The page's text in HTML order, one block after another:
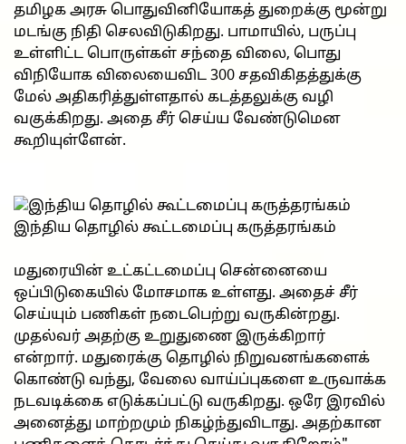
தமிழக அரசு பொதுவினியோகத் துறைக்கு மூன்று
மடங்கு நிதி செலவிடுகிறது. பாமாயில், பருப்பு
உள்ளிட்ட பொருள்கள் சந்தை விலை, பொது
விநியோக விலையைவிட 300 சதவிகிதத்துக்கு
மேல் அதிகரித்துள்ளதால் கடத்தலுக்கு வழி
வகுக்கிறது. அதை சீர் செய்ய வேண்டுமென
கூறியுள்ளேன்.
இந்திய தொழில் கூட்டமைப்பு கருத்தரங்கம்
மதுரையின் உட்கட்டமைப்பு சென்னையை
ஒப்பிடுகையில் மோசமாக உள்ளது. அதைச் சீர்
செய்யும் பணிகள் நடைபெற்று வருகின்றது.
முதல்வர் அதற்கு உறுதுணை இருக்கிறார்
என்றார். மதுரைக்கு தொழில் நிறுவனங்களைக்
கொண்டு வந்து, வேலை வாய்ப்புகளை உருவாக்க
நடவடிக்கை எடுக்கப்பட்டு வருகிறது. ஒரே இரவில்
அனைத்து மாற்றமும் நிகழ்ந்துவிடாது. அதற்கான